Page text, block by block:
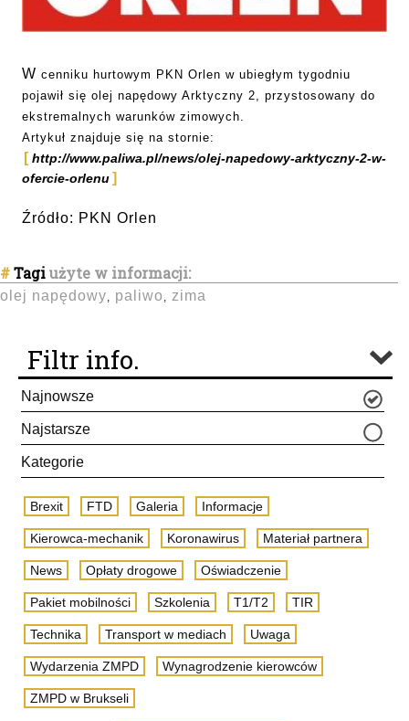
W cenniku hurtowym PKN Orlen w ubiegłym tygodniu
pojawił się olej napędowy Arktyczny 2, przystosowany do
ekstremalnych warunków zimowych.
Artykuł znajduje się na stornie:
http://www.paliwa.pl/news/olej-napedowy-arktyczny-2-w-
ofercie-orlenu
Źródło: PKN Orlen
#Tagiużyte w informacji:
olej napędowy paliwo zima
Filtr info.
Najnowsze
Najstarsze
Kategorie
Brexit FTD Galeria Informacje
Kierowca-mechanik Koronawirus Materiał partnera
News Opłaty drogowe Oświadczenie
Pakiet mobilności Szkolenia T1/T2 TIR
Technika Transport w mediach Uwaga
Wydarzenia ZMPD Wynagrodzenie kierowców
ZMPD w Brukseli